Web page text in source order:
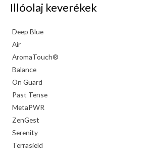
Illóolaj keverékek
Deep Blue
Air
AromaTouch®
Balance
On Guard
Past Tense
MetaPWR
ZenGest
Serenity
Terrasield